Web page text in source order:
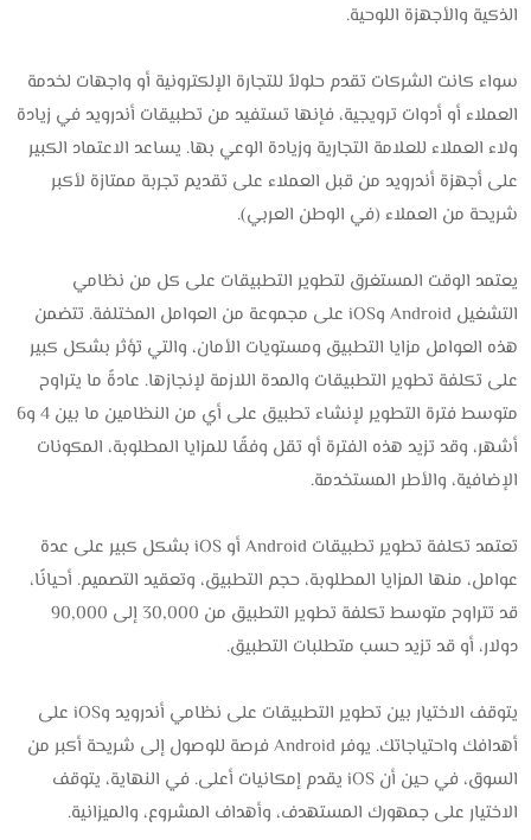
الذكية والأجهزة اللوحية.
سواء كانت الشركات تقدم حلولاً للتجارة الإلكترونية أو واجهات لخدمة
العملاء أو أدوات ترويجية، فإنها تستفيد من تطبيقات أندرويد في زيادة
ولاء العملاء للعلامة التجارية وزيادة الوعي بها. يساعد الاعتماد الكبير
على أجهزة أندرويد من قبل العملاء على تقديم تجربة ممتازة لأكبر
شريحة من العملاء (في الوطن العربي).
يعتمد الوقت المستغرق لتطوير التطبيقات على كل من نظامي
التشغيل Android وiOS على مجموعة من العوامل المختلفة. تتضمن
هذه العوامل مزايا التطبيق ومستويات الأمان، والتي تؤثر بشكل كبير
على تكلفة تطوير التطبيقات والمدة اللازمة لإنجازها. عادةً ما يتراوح
متوسط ​​فترة التطوير لإنشاء تطبيق على أي من النظامين ما بين 4 و6
أشهر، وقد تزيد هذه الفترة أو تقل وفقًا للمزايا المطلوبة، المكونات
الإضافية، والأطر المستخدمة.
تعتمد تكلفة تطوير تطبيقات Android أو iOS بشكل كبير على عدة
عوامل، منها المزايا المطلوبة، حجم التطبيق، وتعقيد التصميم. أحيانًا،
قد تتراوح متوسط تكلفة تطوير التطبيق من 30,000 إلى 90,000
دولار، أو قد تزيد حسب متطلبات التطبيق.
يتوقف الاختيار بين تطوير التطبيقات على نظامي أندرويد وiOS على
أهدافك واحتياجاتك. يوفر Android فرصة للوصول إلى شريحة أكبر من
السوق، في حين أن iOS يقدم إمكانيات أعلى. في النهاية، يتوقف
الاختيار على جمهورك المستهدف، وأهداف المشروع، والميزانية.